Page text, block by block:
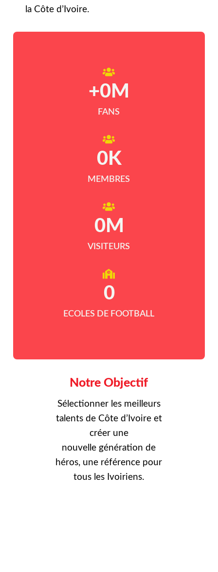
la Côte d’Ivoire.
FANS
+0 M
MEMBRES
0K
VISITEURS
0M
ECOLES DE FOOTBALL
0
Notre Objectif
Sélectionner les meilleurs
talents de Côte d’Ivoire et
créer une
nouvelle génération de
héros, une référence pour
tous les Ivoiriens.